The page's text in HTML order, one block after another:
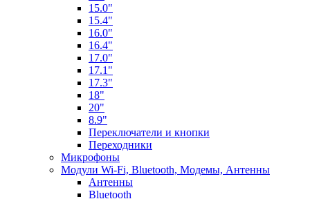
15.0"
15.4"
16.0"
16.4"
17.0"
17.1"
17.3"
18"
20"
8.9"
Переключатели и кнопки
Переходники
Микрофоны
Модули Wi-Fi, Bluetooth, Модемы, Антенны
Aнтенны
Bluetooth